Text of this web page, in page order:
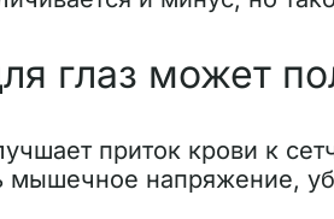
глаз может
приток крови к
напряжение,